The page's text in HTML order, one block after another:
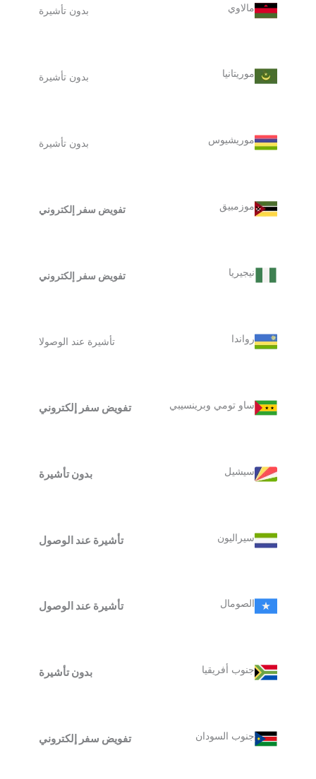
مالاوي بدون تأشيرة
موريتانيا بدون تأشيرة
موريشيوس بدون تأشيرة
موزمبيق تفويض سفر إلكتروني
نيجيريا تفويض سفر إلكتروني
رواندا تأشيرة عند الوصولا
ساو تومي وبرينسيبي تفويض سفر إلكتروني
سيشيل بدون تأشيرة
سيراليون تأشيرة عند الوصول
الصومال تأشيرة عند الوصول
جنوب أفريقيا بدون تأشيرة
جنوب السودان تفويض سفر إلكتروني